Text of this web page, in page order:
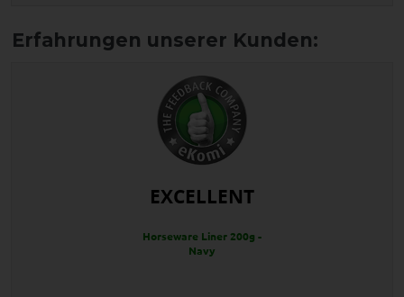
EXCELLENT
Horseware Liner 200g -
Navy